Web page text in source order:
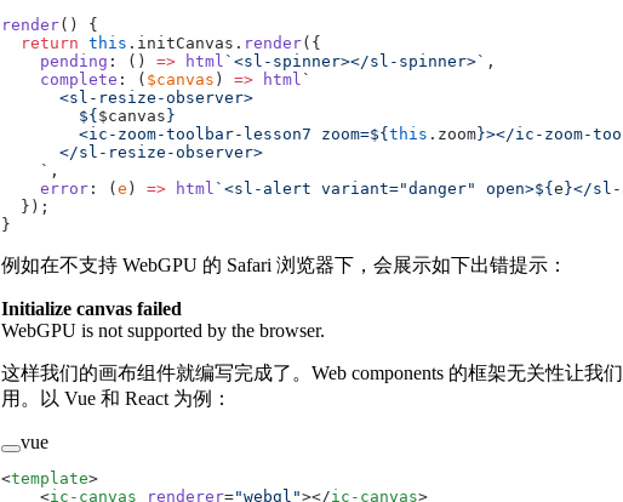
render() {
  return
this .initCanvas. render({
    pending
: () => html `<sl-spinner></sl-spinner>` ,
    complete
: ( $canvas ) => html `
      <sl-resize-observer>
        ${
$canvas }
        <ic-zoom-toolbar-lesson7 zoom=${
this . zoom}></ic-zoom-
      </sl-resize-observer>
    `
,
    error
: ( e ) => html `<sl-alert variant="danger" open>${ e }</sl-
  });
}
例如在不支持 WebGPU 的 Safari 浏览器下，会展示如下出错提示：
Initialize canvas failed
WebGPU is not supported by the browser.
这样我们的画布组件就编写完成了。Web components 的框架无关性让我
用。以 Vue 和 React 为例：
vue
<template>
    <
ic-canvas renderer="webgl"></ic-canvas>